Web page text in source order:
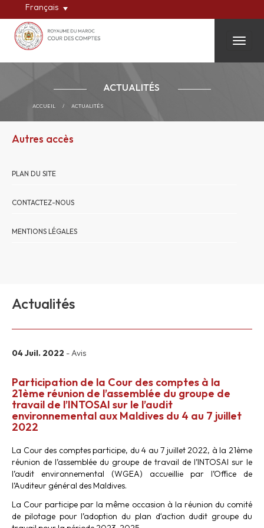
Français
ACTUALITÉS
ACCUEIL / ACTUALITÉS
Autres accès
PLAN DU SITE
CONTACTEZ-NOUS
MENTIONS LÉGALES
Actualités
04 Juil. 2022 - Avis
Participation de la Cour des comptes à la
21ème réunion de l’assemblée du groupe de
travail de l’INTOSAI sur le l’audit
environnemental aux Maldives du 4 au 7 juillet
2022
La Cour des comptes participe, du 4 au 7 juillet 2022, à la 21ème
réunion de l’assemblée du groupe de travail de l’INTOSAI sur le
l’audit environnemental (WGEA) accueillie par l’Office de
l’Auditeur général des Maldives.
La Cour participe par la même occasion à la réunion du comité
de pilotage pour l’adoption du plan d‘action dudit groupe du